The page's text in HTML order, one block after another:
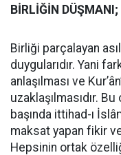
BİRLİĞİN
Birliği parçalayan
duygularıdır. Yani
anlaşılması ve
uzaklaşılmasıdır.
başında ittihad-ı
maksat yapan fikir
Hepsinin ortak